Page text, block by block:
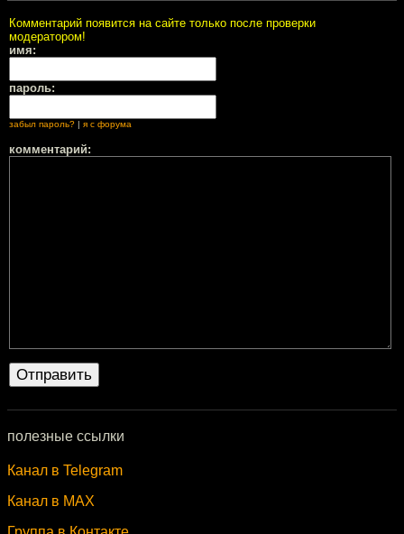
Комментарий появится на сайте только после проверки
модератором!
имя:
пароль:
забыл пароль? | я с форума
комментарий:
полезные ссылки
Канал в Telegram
Канал в MAX